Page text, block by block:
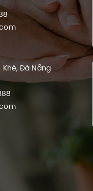
Khê, Đà Nẵng